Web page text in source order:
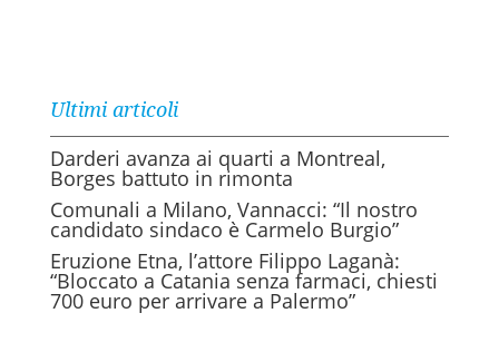
Ultimi articoli
Darderi avanza ai quarti a Montreal,
Borges battuto in rimonta
Comunali a Milano, Vannacci: “Il nostro
candidato sindaco è Carmelo Burgio”
Eruzione Etna, l’attore Filippo Laganà:
“Bloccato a Catania senza farmaci, chiesti
700 euro per arrivare a Palermo”